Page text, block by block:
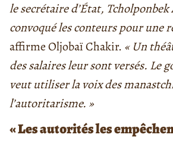
le secrétaire d’État, Tcholponbek
convoqué les conteurs pour une
affirme Oljobaï Chakir. « Un
des salaires leur sont versés. Le
veut utiliser la voix des
l’autoritarisme. »
« Les autorités les